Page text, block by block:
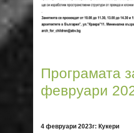
Програмата
февруари
4 февруари 2023г: Кукери